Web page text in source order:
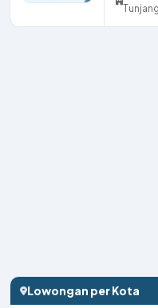
Lowongan per Kota